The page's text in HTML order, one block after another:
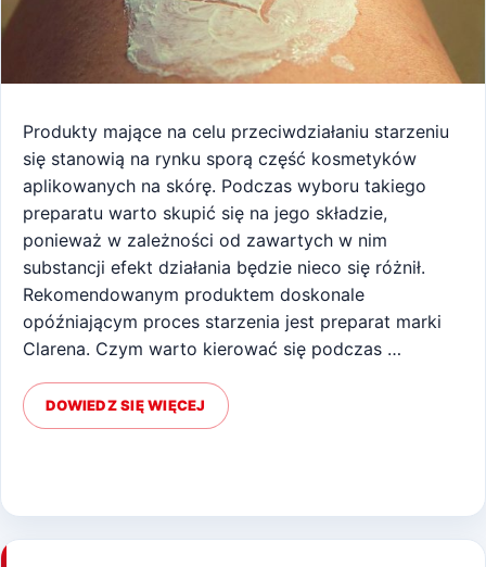
Produkty mające na celu przeciwdziałaniu starzeniu
się stanowią na rynku sporą część kosmetyków
aplikowanych na skórę. Podczas wyboru takiego
preparatu warto skupić się na jego składzie,
ponieważ w zależności od zawartych w nim
substancji efekt działania będzie nieco się różnił.
Rekomendowanym produktem doskonale
opóźniającym proces starzenia jest preparat marki
Clarena. Czym warto kierować się podczas …
DOWIEDZ SIĘ WIĘCEJ